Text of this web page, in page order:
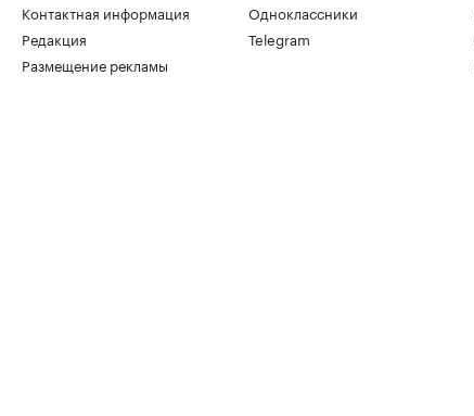
Контактная информация
Редакция
Размещение рекламы
Одноклассники
Telegram